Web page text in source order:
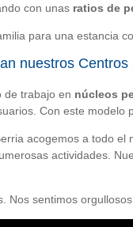
con unas ratios de
para una estancia
nuestros
de trabajo en núcleos
Con este modelo
acogemos a todo
actividades.
Nos sentimos